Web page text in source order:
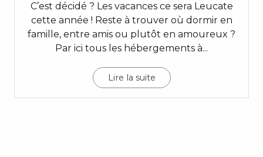
C’est décidé ? Les vacances ce sera Leucate
cette année ! Reste à trouver où dormir en
famille, entre amis ou plutôt en amoureux ?
Par ici tous les hébergements à...
Lire la suite